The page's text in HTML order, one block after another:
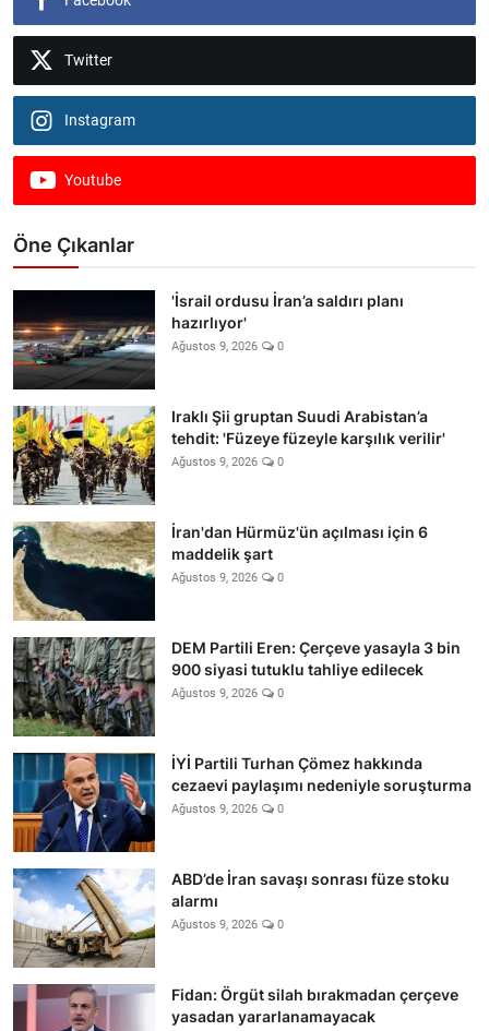
Twitter
Instagram
Youtube
Öne Çıkanlar
'İsrail ordusu İran’a saldırı planı
hazırlıyor'
Ağustos 9, 2026 0
Iraklı Şii gruptan Suudi Arabistan’a
tehdit: 'Füzeye füzeyle karşılık verilir'
Ağustos 9, 2026 0
İran'dan Hürmüz'ün açılması için 6
maddelik şart
Ağustos 9, 2026 0
DEM Partili Eren: Çerçeve yasayla 3 bin
900 siyasi tutuklu tahliye edilecek
Ağustos 9, 2026 0
İYİ Partili Turhan Çömez hakkında
cezaevi paylaşımı nedeniyle soruşturma
Ağustos 9, 2026 0
ABD’de İran savaşı sonrası füze stoku
alarmı
Ağustos 9, 2026 0
Fidan: Örgüt silah bırakmadan çerçeve
yasadan yararlanamayacak